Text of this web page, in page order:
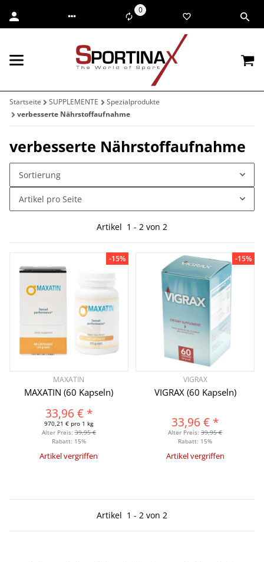
0
Startseite SUPPLEMENTE
Spezialprodukte
verbesserte Nährstoffaufnahme
verbesserte Nährstoffaufnahme
Sortierung
Artikel pro Seite
Artikel 1 - 2 von 2
-15%
MAXATIN
MAXATIN (60 Kapseln)
33,96 € *
970,21 € pro 1 kg
Alter Preis:39,95 €
Rabatt: 15%
Artikel vergriffen
-15%
VIGRAX
VIGRAX (60 Kapseln)
33,96 € *
Alter Preis:39,95 €
Rabatt: 15%
Artikel vergriffen
Artikel 1 - 2 von 2